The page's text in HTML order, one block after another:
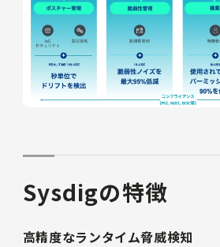
Sysdigの特徴
高精度なランタイム脅威検知